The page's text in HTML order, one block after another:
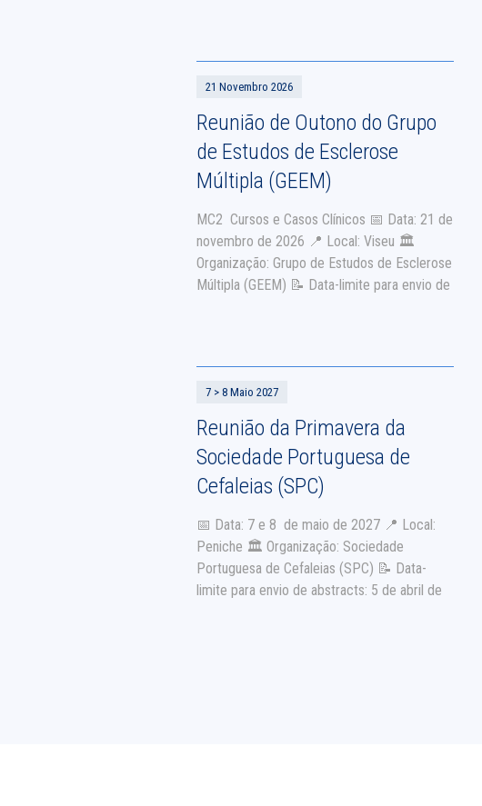
🌐 Website: Consulte AQUI
21 Novembro 2026
Reunião de Outono do Grupo
de Estudos de Esclerose
Múltipla (GEEM)
MC2 Cursos e Casos Clínicos 📅 Data: 21 de
novembro de 2026 📍 Local: Viseu 🏛
Organização: Grupo de Estudos de Esclerose
Múltipla (GEEM) 📝 Data-limite para envio de
7 > 8 Maio 2027
Reunião da Primavera da
Sociedade Portuguesa de
Cefaleias (SPC)
📅 Data: 7 e 8 de maio de 2027 📍 Local:
Peniche 🏛 Organização: Sociedade
Portuguesa de Cefaleias (SPC) 📝 Data-
limite para envio de abstracts: 5 de abril de